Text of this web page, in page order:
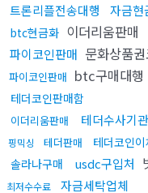
트론리플전송대행 자금현
btc현금화 이더리움판매
파이코인판매 문화상품
파이코인판매 btc구매대행
테더코인판매함
이더리움판매 테더수사기관
핑믹싱 테더판매 테더코인
솔라나구매 usdc구입처
최저수수료
자금세탁업체